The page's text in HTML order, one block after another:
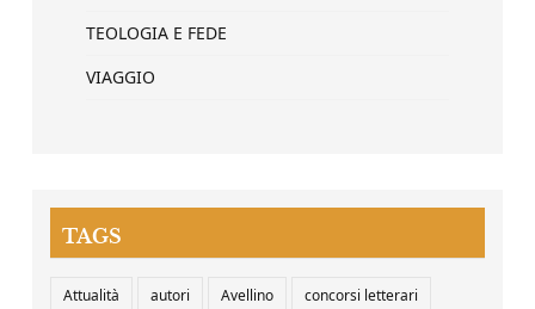
TEOLOGIA E FEDE
VIAGGIO
TAGS
Attualità autori Avellino concorsi letterari